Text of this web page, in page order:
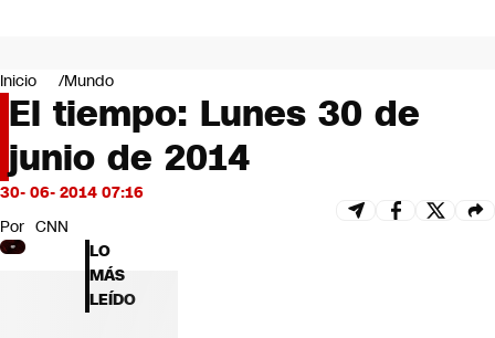
Negocios
Deportes
Programas completos
Cultura
Servicios
Bits
CNN Data
CNN tiempo
Futuro 360
Inicio Mundo
El tiempo: Lunes 30 de
junio de 2014
30- 06- 2014 07:16
Por CNN
LO
MÁS
LEÍDO